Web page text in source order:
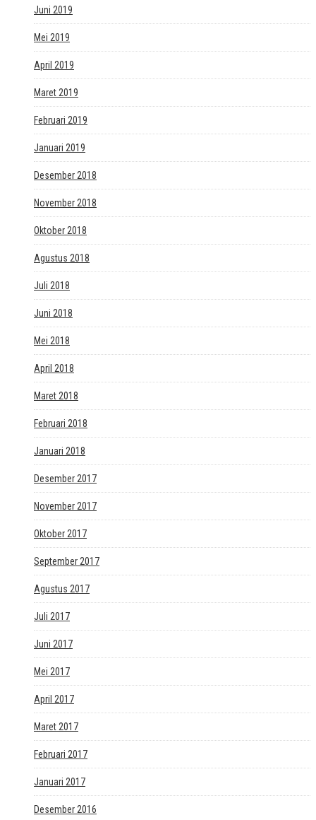
Juni 2019
Mei 2019
April 2019
Maret 2019
Februari 2019
Januari 2019
Desember 2018
November 2018
Oktober 2018
Agustus 2018
Juli 2018
Juni 2018
Mei 2018
April 2018
Maret 2018
Februari 2018
Januari 2018
Desember 2017
November 2017
Oktober 2017
September 2017
Agustus 2017
Juli 2017
Juni 2017
Mei 2017
April 2017
Maret 2017
Februari 2017
Januari 2017
Desember 2016